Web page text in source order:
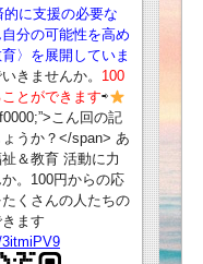
的に支援の必要な
分の可能性を高め
〉を展開していま
きませんか。 100
とができます⇨
こん回の記
うか？</span> あ
＆教育 活動に力
。100円からの応
くさんの人たちの
ます